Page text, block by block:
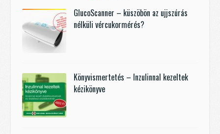
GlucoScanner – küszöbön az ujjszúrás
nélküli vércukormérés?
Könyvismertetés – Inzulinnal kezeltek
kézikönyve